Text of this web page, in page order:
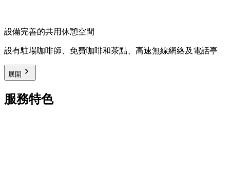
設備完善的共用休憩空間
設有駐場咖啡師、免費咖啡和茶點、高速無線網絡及電話亭
展開
服務特色